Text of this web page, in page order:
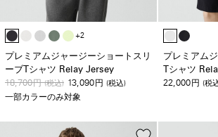
+2
プレミアムジャージーショートスリ
ーブTシャツ Relay Jersey
18,700円(税込) 13,090円 (税込)
一部カラーのみ対象
プレミアム
Tシャツ
22,000円 (税